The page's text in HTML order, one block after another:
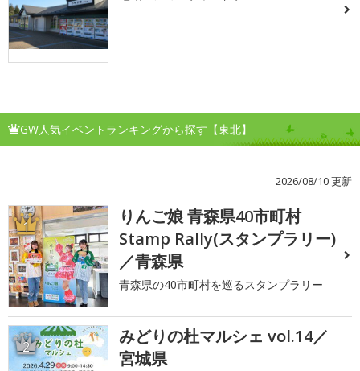
GW人気イベントランキングから探す【東北】
2026/08/10 更新
1
りんご娘 青森県40市町村
Stamp Rally(スタンプラリー)
／青森県
青森県の40市町村を巡るスタンプラリー
2
みどりの杜マルシェ vol.14／
宮城県